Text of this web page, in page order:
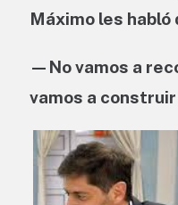
Máximo les
—No vamos a
vamos a